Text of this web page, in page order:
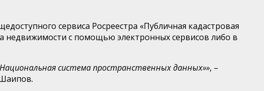
сервиса Росреестра «Публичная кадастровая
недвижимости с помощью электронных сервисов либо в
система пространственных данных»», –